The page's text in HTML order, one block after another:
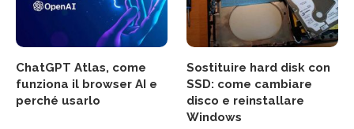
ChatGPT Atlas, come
funziona il browser AI e
perché usarlo
Sostituire hard disk con
SSD: come cambiare
disco e reinstallare
Windows